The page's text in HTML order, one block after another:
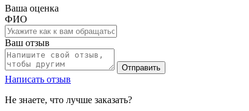
Ваша оценка
ФИО
Ваш отзыв
Отправить
Написать отзыв
Не знаете, что лучше заказать?